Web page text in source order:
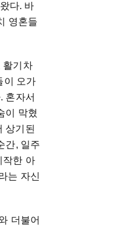
다. 바
영혼들
활기차
오가
. 혼자서
이
막혔
상기된
간, 일주
작한 아
는 자신
더불어